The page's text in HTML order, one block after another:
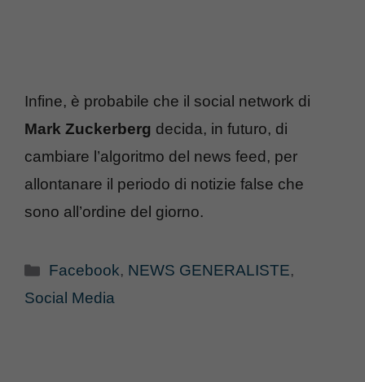
Infine, è probabile che il social network di
Mark Zuckerberg decida, in futuro, di
cambiare l’algoritmo del news feed, per
allontanare il periodo di notizie false che
sono all’ordine del giorno.
Categorie
Facebook, NEWS GENERALISTE,
Social Media